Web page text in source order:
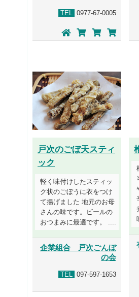
TEL 0977-67-0005
戸次のごぼ天スティ
ック
軽く味付けしたスティッ
ク状のごぼうに衣をつけ
て揚げました 地元のお母
さんの味です。ビールの
おつまみに最適です。 ....
企業組合 戸次ごんぼ
の会
TEL 097-597-1653